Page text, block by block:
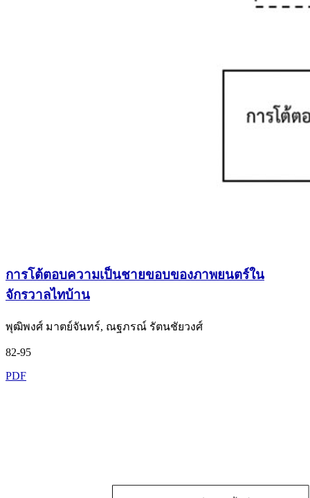
การโต้ตอบความเป็นชายขอบของภาพยนตร์ใน
จักรวาลไทบ้าน
พุฒิพงศ์ มาตย์จันทร์, ณฐภรณ์ รัตนชัยวงศ์
82-95
PDF